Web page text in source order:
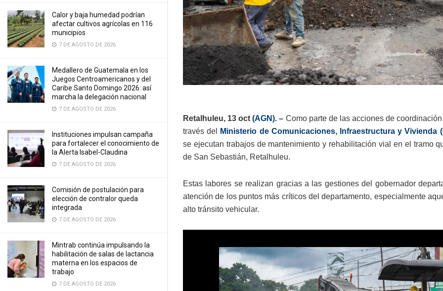
Calor y baja humedad podrían
afectar cultivos agrícolas en 116
municipios
7 DE AGOSTO DE 2026
Medallero de Guatemala en los
Juegos Centroamericanos y del
Caribe Santo Domingo 2026: así
marcha la delegación nacional
7 DE AGOSTO DE 2026
Instituciones impulsan campaña
para fortalecer el conocimiento de
la Alerta Isabel-Claudina
7 DE AGOSTO DE 2026
Comisión de postulación para
elección de contralor queda
integrada
7 DE AGOSTO DE 2026
Mintrab continúa impulsando la
habilitación de salas de lactancia
materna en los espacios de
trabajo
7 DE AGOSTO DE 2026
Retalhuleu, 13 oct(AGN). – Como parte de las acciones de
través del
Ministerio de Comunicaciones, Infraestructura y Vivienda
se ejecutan trabajos de mantenimiento y rehabilitación vial en el tramo
de San Sebastián, Retalhuleu.
Estas labores se realizan gracias a las gestiones del gobernador
atención de los puntos más críticos del departamento, especialmente
alto tránsito vehicular.